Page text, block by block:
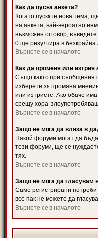
Как да пусна анкета?
Когато пускате нова тема,
на анкета, най-вероятно
възможен отговор,
0 ще резултира в
Върнете се в началото
Как да променя или изтрия
Също както при
изберете за промяна
или изтриете. Ако обаче
срещу хора,
Върнете се в началото
Защо не мога да вляза в
Някой форуми могат да
тези форуми, ще се
тях.
Върнете се в началото
Защо не мога да гласувам
Само регистрирани
все пак не можете да
Върнете се в началото